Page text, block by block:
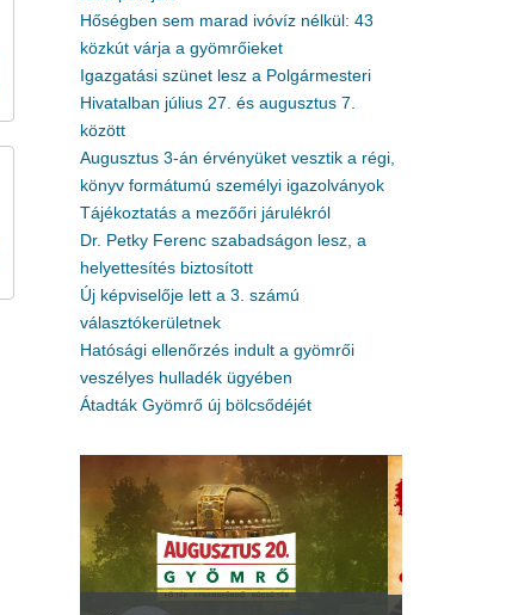
Hőségben sem marad ivóvíz nélkül: 43
közkút várja a gyömrőieket
Igazgatási szünet lesz a Polgármesteri
Hivatalban július 27. és augusztus 7.
között
Augusztus 3-án érvényüket vesztik a régi,
könyv formátumú személyi igazolványok
Tájékoztatás a mezőőri járulékról
Dr. Petky Ferenc szabadságon lesz, a
helyettesítés biztosított
Új képviselője lett a 3. számú
választókerületnek
Hatósági ellenőrzés indult a gyömrői
veszélyes hulladék ügyében
Átadták Gyömrő új bölcsődéjét